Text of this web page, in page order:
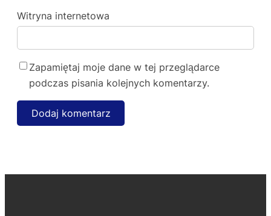
Witryna internetowa
Zapamiętaj moje dane w tej przeglądarce
podczas pisania kolejnych komentarzy.